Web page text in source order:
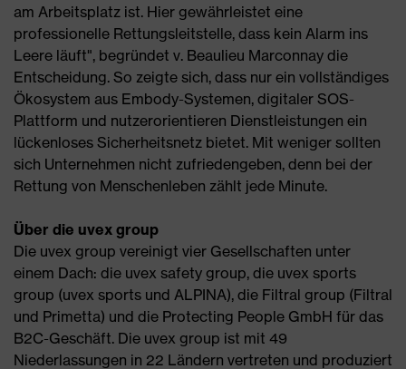
am Arbeitsplatz ist. Hier gewährleistet eine
professionelle Rettungsleitstelle, dass kein Alarm ins
Leere läuft", begründet v. Beaulieu Marconnay die
Entscheidung. So zeigte sich, dass nur ein vollständiges
Ökosystem aus Embody-Systemen, digitaler SOS-
Plattform und nutzerorientieren Dienstleistungen ein
lückenloses Sicherheitsnetz bietet. Mit weniger sollten
sich Unternehmen nicht zufriedengeben, denn bei der
Rettung von Menschenleben zählt jede Minute.
Über die uvex group
Die uvex group vereinigt vier Gesellschaften unter
einem Dach: die uvex safety group, die uvex sports
group (uvex sports und ALPINA), die Filtral group (Filtral
und Primetta) und die Protecting People GmbH für das
B2C-Geschäft. Die uvex group ist mit 49
Niederlassungen in 22 Ländern vertreten und produziert